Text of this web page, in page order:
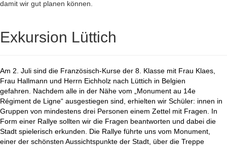
damit wir gut planen können.
Exkursion Lüttich
Am 2. Juli sind die Französisch-Kurse der 8. Klasse mit Frau Klaes,
Frau Hallmann und Herrn Eichholz nach Lüttich in Belgien
gefahren. Nachdem alle in der Nähe vom „Monument au 14e
Régiment de Ligne“ ausgestiegen sind, erhielten wir Schüler: innen in
Gruppen von mindestens drei Personen einem Zettel mit Fragen. In
Form einer Rallye sollten wir die Fragen beantworten und dabei die
Stadt spielerisch erkunden. Die Rallye führte uns vom Monument,
einer der schönsten Aussichtspunkte der Stadt, über die Treppe